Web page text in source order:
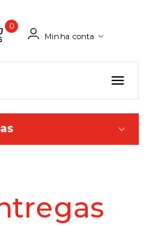
0
Minha conta